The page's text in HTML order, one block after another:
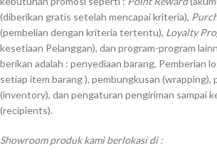
(diberikan gratis setelah mencapai kriteria),
(pembelian dengan kriteria tertentu), Loyalty
kesetiaan Pelanggan), dan program-program
berikan adalah : penyediaan barang, Pemberian
setiap item barang ), pembungkusan (wrapping),
(inventory), dan pengaturan pengiriman sampai
(recipients).
Showroom produk kami berlokasi di :